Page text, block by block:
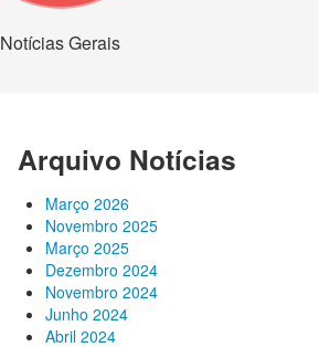
Notícias Gerais
Arquivo Notícias
Março 2026
Novembro 2025
Março 2025
Dezembro 2024
Novembro 2024
Junho 2024
Abril 2024